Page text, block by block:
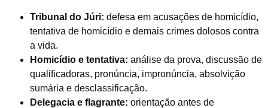
Tribunal do Júri: defesa em acusações de homicídio,
tentativa de homicídio e demais crimes dolosos contra
a vida.
Homicídio e tentativa: análise da prova, discussão de
qualificadoras, pronúncia, impronúncia, absolvição
sumária e desclassificação.
Delegacia e flagrante: orientação antes de